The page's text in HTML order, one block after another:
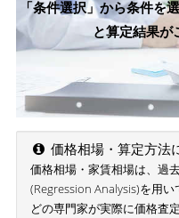
「条件選択」から条件を
と算定結果が
価格相場・算定方法
価格相場・家賃相場は、過
(Regression Analysis)を用
どの専門家が実際に価格査